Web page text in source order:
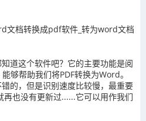
道这个软件吧？它的主要功能是阅
够帮助我们将PDF转换为Word。
的，但是识别速度比较慢，最重要
也没有更新过......它可以用作我们